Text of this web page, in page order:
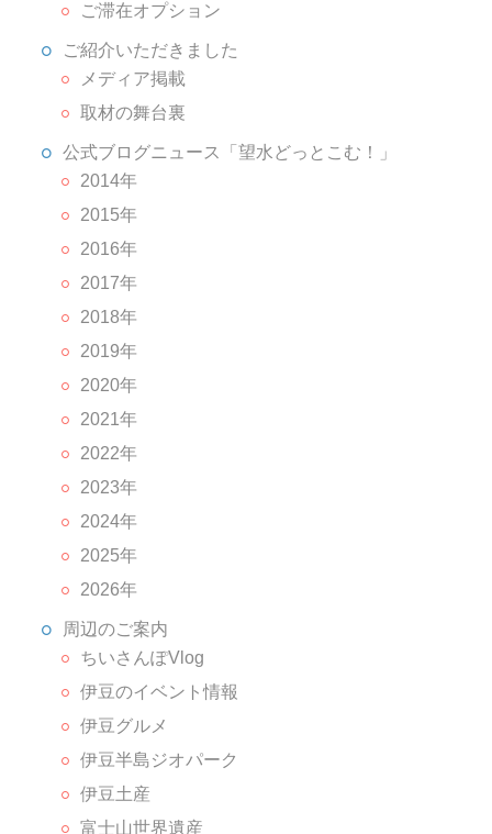
ご滞在オプション
ご紹介いただきました
メディア掲載
取材の舞台裏
公式ブログニュース「望水どっとこむ！」
2014年
2015年
2016年
2017年
2018年
2019年
2020年
2021年
2022年
2023年
2024年
2025年
2026年
周辺のご案内
ちいさんぽVlog
伊豆のイベント情報
伊豆グルメ
伊豆半島ジオパーク
伊豆土産
富士山世界遺産